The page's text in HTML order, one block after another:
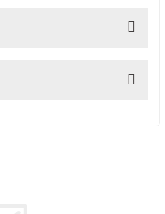
öneri formunu